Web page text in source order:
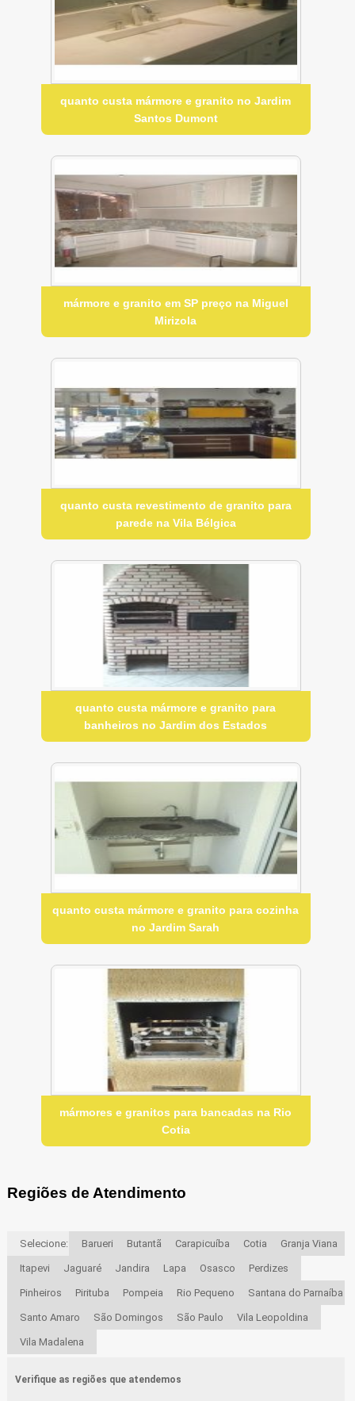
quanto custa mármore e granito no Jardim
Santos Dumont
mármore e granito em SP preço na Miguel
Mirizola
quanto custa revestimento de granito para
parede na Vila Bélgica
quanto custa mármore e granito para
banheiros no Jardim dos Estados
quanto custa mármore e granito para cozinha
no Jardim Sarah
mármores e granitos para bancadas na Rio
Cotia
Regiões de Atendimento
Selecione: Barueri Butantã Carapicuíba Cotia Granja Viana
Itapevi Jaguaré Jandira Lapa Osasco Perdizes
Pinheiros Pirituba Pompeia Rio Pequeno Santana do Parnaíba
Santo Amaro São Domingos São Paulo Vila Leopoldina
Vila Madalena
Verifique as regiões que atendemos